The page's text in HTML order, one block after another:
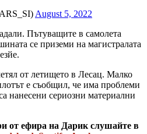
August 5, 2022
Пътуващите в самолета
се приземи на магистралата
от летището в Лесац. Малко
е съобщил, че има проблеми
нанесени сериозни материални
от ефира на Дарик слушайте в